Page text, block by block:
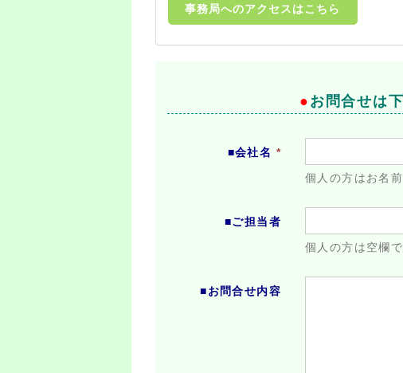
事務局へのアクセスはこちら
● お問合せは
■会社名 *
個人の方はお名前
■ご担当者
個人の方は空欄
■お問合せ内容